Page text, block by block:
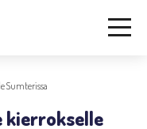
Sumterissa
kierrokselle